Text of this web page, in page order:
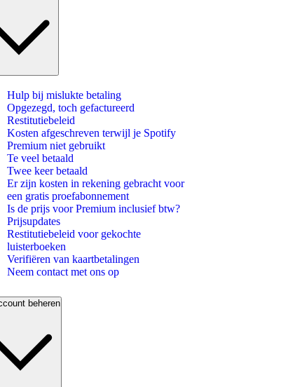
Hulp bij mislukte betaling
Opgezegd, toch gefactureerd
Restitutiebeleid
Kosten afgeschreven terwijl je Spotify
Premium niet gebruikt
Te veel betaald
Twee keer betaald
Er zijn kosten in rekening gebracht voor
een gratis proefabonnement
Is de prijs voor Premium inclusief btw?
Prijsupdates
Restitutiebeleid voor gekochte
luisterboeken
Verifiëren van kaartbetalingen
Neem contact met ons op
beheren